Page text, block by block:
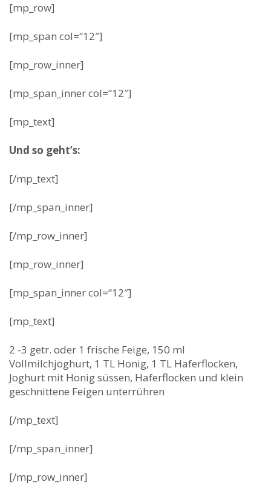
[mp_row]
[mp_span col=“12″]
[mp_row_inner]
[mp_span_inner col=“12″]
[mp_text]
Und so geht’s:
[/mp_text]
[/mp_span_inner]
[/mp_row_inner]
[mp_row_inner]
[mp_span_inner col=“12″]
[mp_text]
2 -3 getr. oder 1 frische Feige, 150 ml
Vollmilchjoghurt, 1 TL Honig, 1 TL Haferflocken,
Joghurt mit Honig süssen, Haferflocken und klein
geschnittene Feigen unterrühren
[/mp_text]
[/mp_span_inner]
[/mp_row_inner]